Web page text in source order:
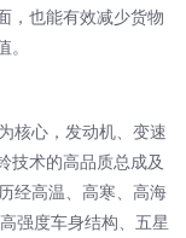
，也能有效减少货物
核心，发动机、变速
技术的高品质总成及
经高温、高寒、高海
强度车身结构、五星